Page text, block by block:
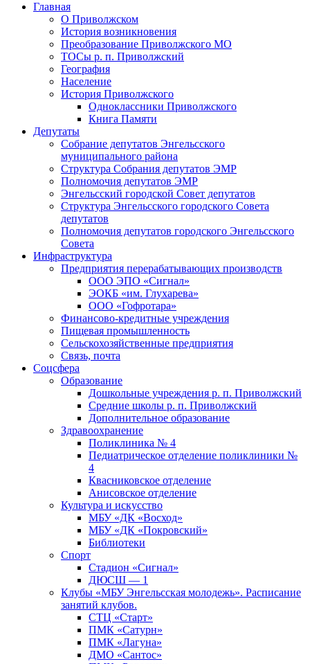
Главная
О Приволжском
История возникновения
Преобразование Приволжского МО
ТОСы р. п. Приволжский
География
Население
История Приволжского
Одноклассники Приволжского
Книга Памяти
Депутаты
Собрание депутатов Энгельсского
муниципального района
Структура Собрания депутатов ЭМР
Полномочия депутатов ЭМР
Энгельсский городской Совет депутатов
Структура Энгельсского городского Совета
депутатов
Полномочия депутатов городского Энгельсского
Совета
Инфраструктура
Предприятия перерабатывающих производств
ООО ЭПО «Сигнал»
ЭОКБ «им. Глухарева»
ООО «Гофротара»
Финансово-кредитные учреждения
Пищевая промышленность
Сельскохозяйственные предприятия
Связь, почта
Соцсфера
Образование
Дошкольные учреждения р. п. Приволжский
Средние школы р. п. Приволжский
Дополнительное образование
Здравоохранение
Поликлиника № 4
Педиатрическое отделение поликлиники №
4
Квасниковское отделение
Анисовское отделение
Культура и искусство
МБУ «ДК «Восход»
МБУ «ДК «Покровский»
Библиотеки
Спорт
Стадион «Сигнал»
ДЮСШ — 1
Клубы «МБУ Энгельсская молодежь». Расписание
занятий клубов.
СТЦ «Старт»
ПМК «Сатурн»
ПМК «Лагуна»
ДМО «Сантос»